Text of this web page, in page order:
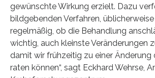
gewünschte Wirkung erzielt. Dazu
bildgebenden Verfahren,
regelmäßig, ob die Behandlung
wichtig, auch kleinste Veränderungen
damit wir frühzeitig zu einer Änderung
raten können“, sagt Eckhard Wehrse,